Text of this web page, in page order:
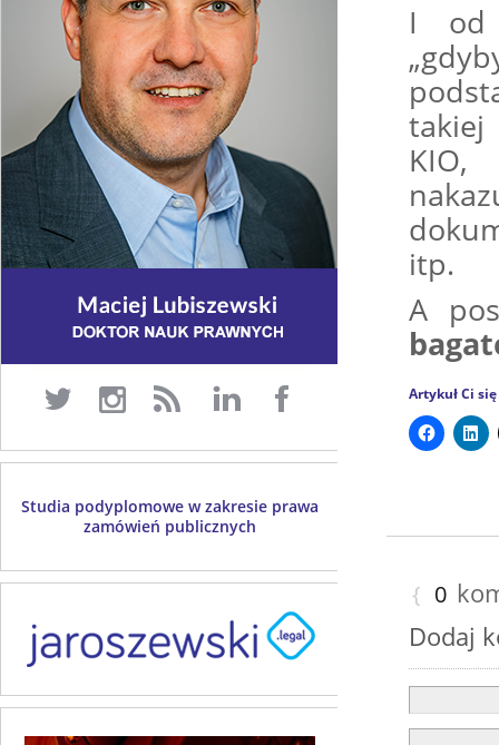
I od
takiej
KIO,
itp.
A
Artykuł Ci
{ 0
Dodaj
Studia podyplomowe w zakresie prawa
zamówień publicznych